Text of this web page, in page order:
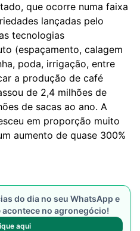
que ocorre numa faixa
lançadas pelo
tecnologias
(espaçamento, calagem
poda, irrigação, entre
a produção de café
de 2,4 milhões de
de sacas ao ano. A
em proporção muito
aumento de quase 300%
do dia no seu WhatsApp e
no agronegócio!
aqui